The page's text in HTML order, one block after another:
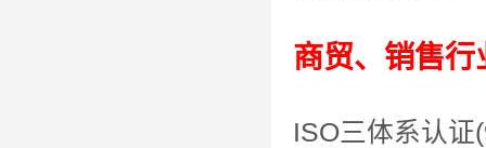
商贸、销售行
ISO三体系认